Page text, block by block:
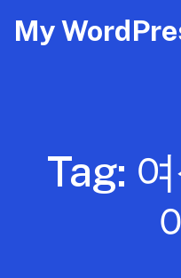
My
Tag: